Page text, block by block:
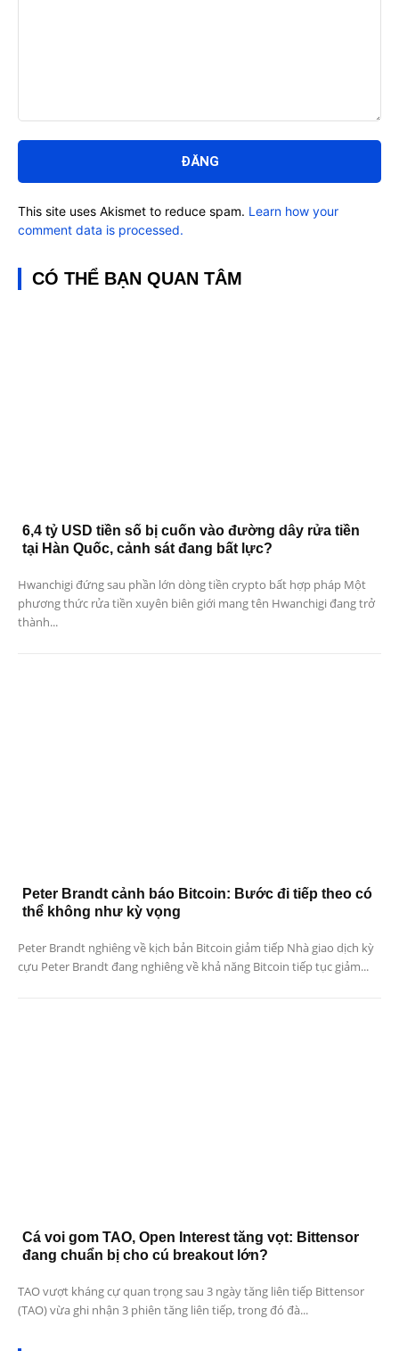
luận:
This site uses Akismet to reduce spam. Learn how your
comment data is processed.
CÓ THỂ BẠN QUAN TÂM
6,4 tỷ USD tiền số bị cuốn vào đường dây rửa tiền
tại Hàn Quốc, cảnh sát đang bất lực?
Hwanchigi đứng sau phần lớn dòng tiền crypto bất hợp pháp Một
phương thức rửa tiền xuyên biên giới mang tên Hwanchigi đang trở
thành...
Peter Brandt cảnh báo Bitcoin: Bước đi tiếp theo có
thể không như kỳ vọng
Peter Brandt nghiêng về kịch bản Bitcoin giảm tiếp Nhà giao dịch kỳ
cựu Peter Brandt đang nghiêng về khả năng Bitcoin tiếp tục giảm...
Cá voi gom TAO, Open Interest tăng vọt: Bittensor
đang chuẩn bị cho cú breakout lớn?
TAO vượt kháng cự quan trọng sau 3 ngày tăng liên tiếp Bittensor
(TAO) vừa ghi nhận 3 phiên tăng liên tiếp, trong đó đà...